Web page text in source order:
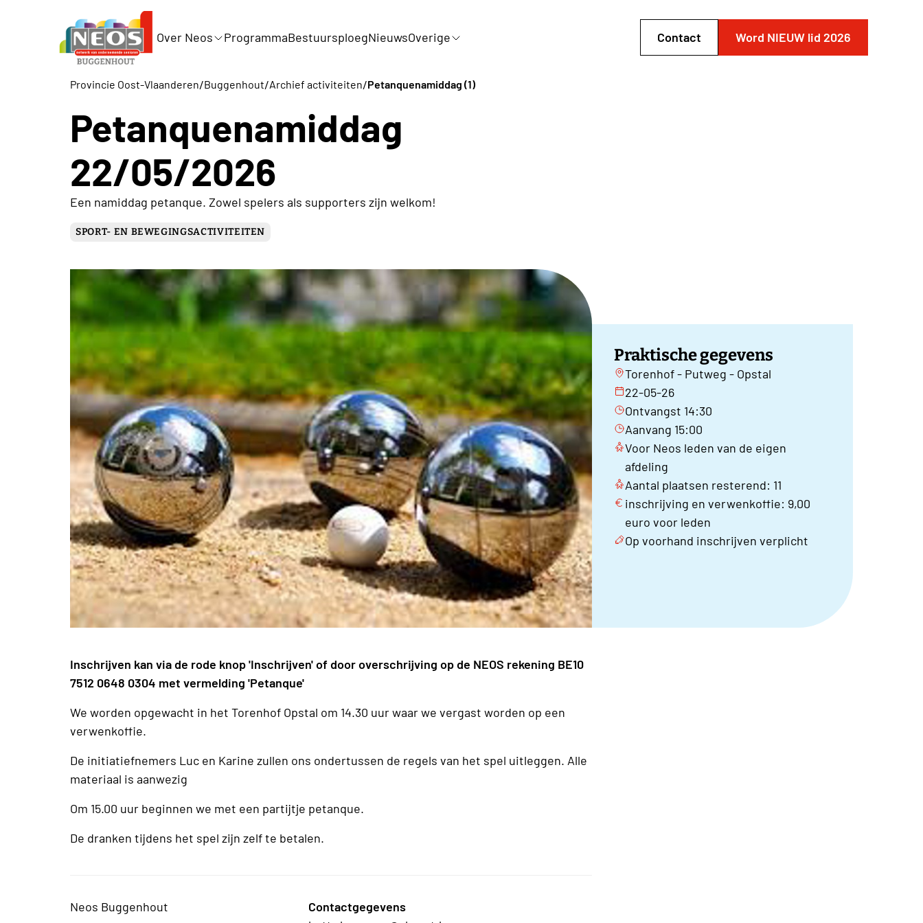
Over Neos ProgrammaBestuursploegNieuwsOverige Contact Word NIEUW lid 2026
Provincie Oost-Vlaanderen/Buggenhout/Archief activiteiten/Petanquenamiddag (1)
Petanquenamiddag
22/05/2026
Een namiddag petanque. Zowel spelers als supporters zijn welkom!
SPORT- EN BEWEGINGSACTIVITEITEN
Praktische gegevens
Torenhof - Putweg - Opstal
22-05-26
Ontvangst 14:30
Aanvang 15:00
Voor Neos leden van de eigen
afdeling
Aantal plaatsen resterend: 11
inschrijving en verwenkoffie: 9,00
euro voor leden
Op voorhand inschrijven verplicht
Inschrijven kan via de rode knop 'Inschrijven' of door overschrijving op de NEOS rekening BE10
7512 0648 0304 met vermelding 'Petanque'
We worden opgewacht in het Torenhof Opstal om 14.30 uur waar we vergast worden op een
verwenkoffie.
De initiatiefnemers Luc en Karine zullen ons ondertussen de regels van het spel uitleggen. Alle
materiaal is aanwezig
Om 15.00 uur beginnen we met een partijtje petanque.
De dranken tijdens het spel zijn zelf te betalen.
Neos Buggenhout
Contactgegevens